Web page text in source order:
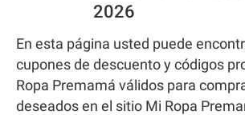
2026
En esta página usted puede
cupones de descuento y códigos
Ropa Premamá válidos para
deseados en el sitio Mi Ropa